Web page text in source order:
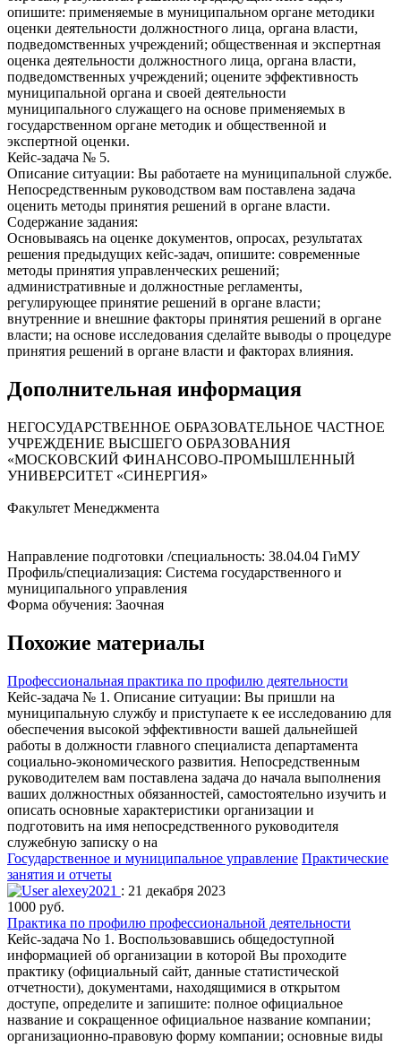
опишите: применяемые в муниципальном органе методики
оценки деятельности должностного лица, органа власти,
подведомственных учреждений; общественная и экспертная
оценка деятельности должностного лица, органа власти,
подведомственных учреждений; оцените эффективность
муниципальной органа и своей деятельности
муниципального служащего на основе применяемых в
государственном органе методик и общественной и
экспертной оценки.
Кейс-задача № 5.
Описание ситуации: Вы работаете на муниципальной службе.
Непосредственным руководством вам поставлена задача
оценить методы принятия решений в органе власти.
Содержание задания:
Основываясь на оценке документов, опросах, результатах
решения предыдущих кейс-задач, опишите: современные
методы принятия управленческих решений;
административные и должностные регламенты,
регулирующее принятие решений в органе власти;
внутренние и внешние факторы принятия решений в органе
власти; на основе исследования сделайте выводы о процедуре
принятия решений в органе власти и факторах влияния.
Дополнительная информация
НЕГОСУДАРСТВЕННОЕ ОБРАЗОВАТЕЛЬНОЕ ЧАСТНОЕ
УЧРЕЖДЕНИЕ ВЫСШЕГО ОБРАЗОВАНИЯ
«МОСКОВСКИЙ ФИНАНСОВО-ПРОМЫШЛЕННЫЙ
УНИВЕРСИТЕТ «СИНЕРГИЯ»
Факультет Менеджмента
Направление подготовки /специальность: 38.04.04 ГиМУ
Профиль/специализация: Система государственного и
муниципального управления
Форма обучения: Заочная
Похожие материалы
Профессиональная практика по профилю деятельности
Кейс-задача № 1. Описание ситуации: Вы пришли на
муниципальную службу и приступаете к ее исследованию для
обеспечения высокой эффективности вашей дальнейшей
работы в должности главного специалиста департамента
социально-экономического развития. Непосредственным
руководителем вам поставлена задача до начала выполнения
ваших должностных обязанностей, самостоятельно изучить и
описать основные характеристики организации и
подготовить на имя непосредственного руководителя
служебную записку о на
Государственное и муниципальное управление Практические
занятия и отчеты
alexey2021 : 21 декабря 2023
1000 руб.
Практика по профилю профессиональной деятельности
Кейс-задача No 1. Воспользовавшись общедоступной
информацией об организации в которой Вы проходите
практику (официальный сайт, данные статистической
отчетности), документами, находящимися в открытом
доступе, определите и запишите: полное официальное
название и сокращенное официальное название компании;
организационно-правовую форму компании; основные виды